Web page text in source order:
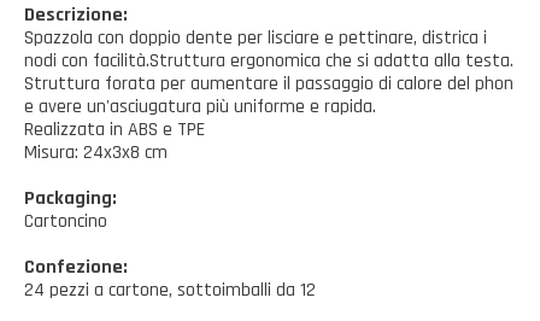
Descrizione:
Spazzola con doppio dente per lisciare e pettinare, districa i
nodi con facilità.Struttura ergonomica che si adatta alla testa.
Struttura forata per aumentare il passaggio di calore del phon
e avere un'asciugatura più uniforme e rapida.
Realizzata in ABS e TPE
Misura: 24x3x8 cm
Packaging:
Cartoncino
Confezione:
24 pezzi a cartone, sottoimballi da 12